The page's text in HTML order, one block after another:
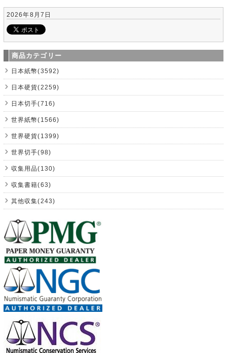
2026年8月7日
商品カテゴリー
日本紙幣(3592)
日本硬貨(2259)
日本切手(716)
世界紙幣(1566)
世界硬貨(1399)
世界切手(98)
収集用品(130)
収集書籍(63)
其他収集(243)